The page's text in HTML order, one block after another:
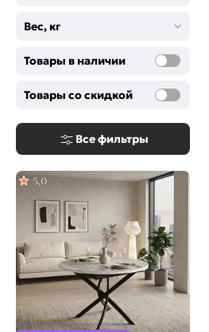
Вес, кг
Товары в наличии
Товары со скидкой
Все фильтры
5,0